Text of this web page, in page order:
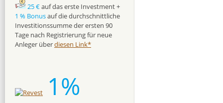
25 €auf das erste Investment +
1 % Bonusauf die durchschnittliche
Investitionssumme der ersten 90
Tage nach Registrierung für neue
Anleger überdiesen Link*
1%